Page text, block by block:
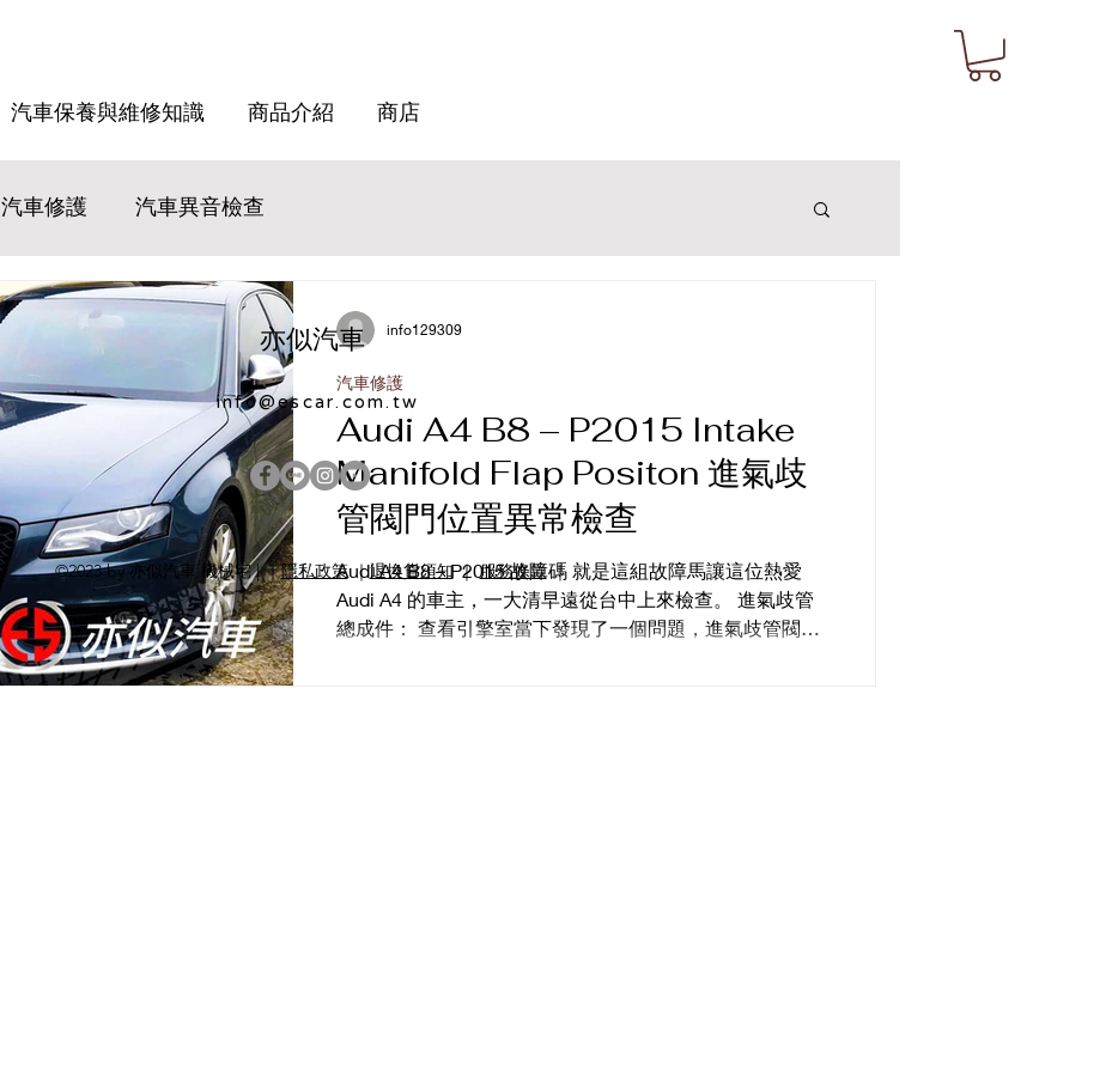
汽車保養與維修知識 商品介紹 商店
汽車修護 汽車異音檢查
Audi A4 B8 – P2015 Intake
Manifold Flap Positon 進氣歧
管閥門位置異常檢查
Audi A4 B8 – P2015 故障碼 就是這組故障馬讓這位熱愛
Audi A4 的車主，一大清早遠從台中上來檢查。 進氣歧管
總成件： 查看引擎室當下發現了一個問題，進氣歧管閥門
汽車修護
info129309
亦似汽車
info@escar.com.tw
©2023 by 亦似汽車 機械宅 | ｜隱私政策｜退換貨須知｜服務條款｜